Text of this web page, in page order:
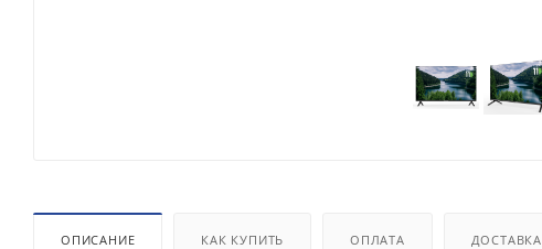
ОПИСАНИЕ КАК КУПИТЬ ОПЛАТА ДОСТАВКА